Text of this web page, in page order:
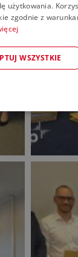
użytkowania.
zgodnie z
WSZYSTKIE